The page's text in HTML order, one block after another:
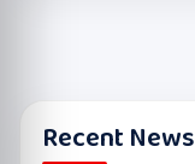
Recent News